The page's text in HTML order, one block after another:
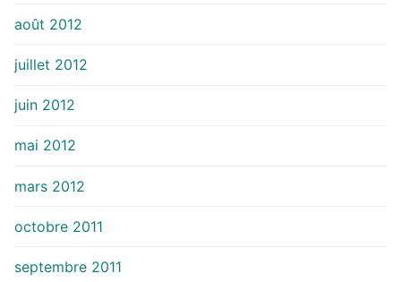
août 2012
juillet 2012
juin 2012
mai 2012
mars 2012
octobre 2011
septembre 2011